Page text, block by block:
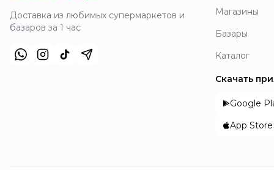
Доставка из любимых супермаркетов и
базаров за 1 час
Магазины
Базары
Каталог
Скачать
Google
App Store